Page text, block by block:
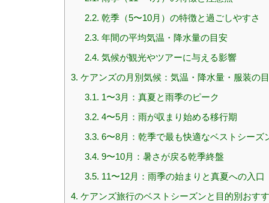
2.2. 乾季（5〜10月）の特徴と過ごしやすさ
2.3. 年間の平均気温・降水量の目安
2.4. 気候が観光やツアーに与える影響
3. ケアンズの月別気候：気温・降水量・服装の
3.1. 1〜3月：真夏と雨季のピーク
3.2. 4〜5月：雨が収まり始める移行期
3.3. 6〜8月：乾季で最も快適なベストシーズ
3.4. 9〜10月：暑さが戻る乾季終盤
3.5. 11〜12月：雨季の始まりと真夏への入口
4. ケアンズ旅行のベストシーズンと目的別おす